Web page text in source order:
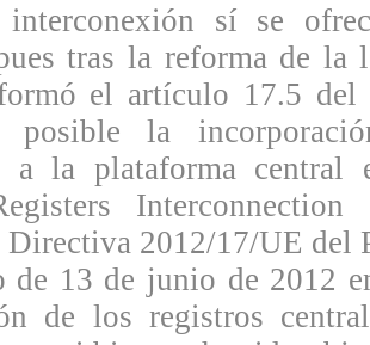
sí se
tras la reforma de la
el artículo 17.5 del
posible la
a la plataforma central
Directiva 2012/17/UE del
de 13 de junio de 2012
de los registros